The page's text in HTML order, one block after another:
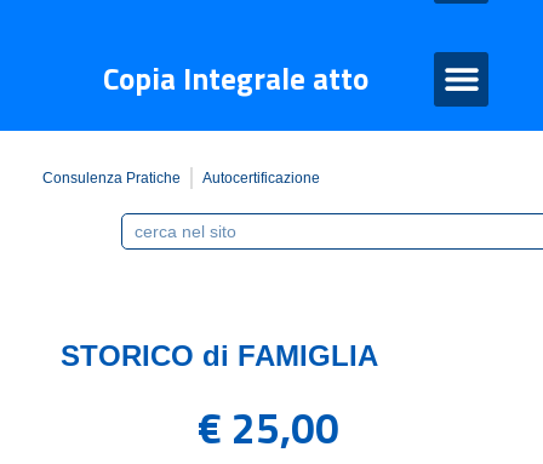
Copia Integrale atto
Consulenza Pratiche Autocertificazione
STORICO di FAMIGLIA
€ 25,00